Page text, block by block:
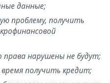
данные;
проблему, получить
нарушены не будут;
время получить кредит;